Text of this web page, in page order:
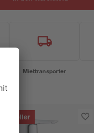
Miettransporter
Bestseller